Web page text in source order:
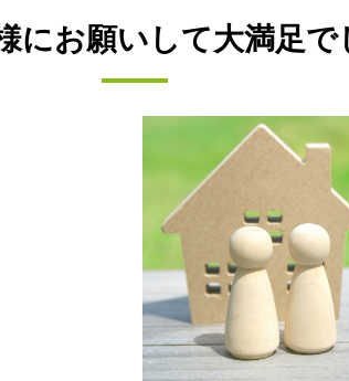
にお願いして大満足で